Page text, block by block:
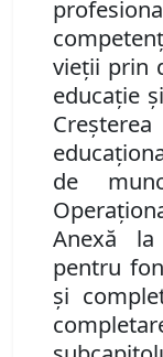
vieţii prin
educaţie
de
Anexă
pentru
şi